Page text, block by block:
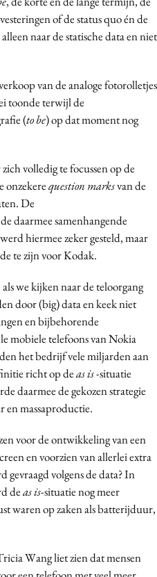
of de status quo én de
naar de statische data en niet
van de analoge fotorolletjes
toonde terwijl de
(to be) op dat moment nog
volledig te focussen op de
onzekerequestion marksvan de
De
daarmee samenhangende
hiermee zeker gesteld, maar
te zijn voor Kodak.
we kijken naar de teloorgang
door (big) data en keek niet
en bijbehorende
mobiele telefoons van Nokia
het bedrijf vele miljarden aan
richt op deas is-situatie
daarmee de gekozen strategie
massaproductie.
voor de ontwikkeling van een
en voorzien van allerlei extra
volgens de data? In
deas is-situatie nog meer
waren op zaken als batterijduur,
Wang liet zien dat mensen